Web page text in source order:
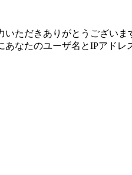
いただきありがとうございま
あなたのユーザ名とIPアドレ